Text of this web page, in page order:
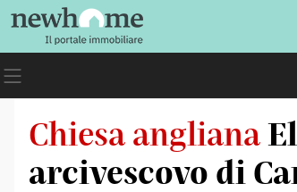
Chiesa angliana
arcivescovo di